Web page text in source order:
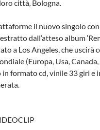
città, Bologna.
il nuovo singolo con
dall’atteso album
a Los Angeles, che uscirà
(Europa, Usa,
formato cd, vinile 33 giri e